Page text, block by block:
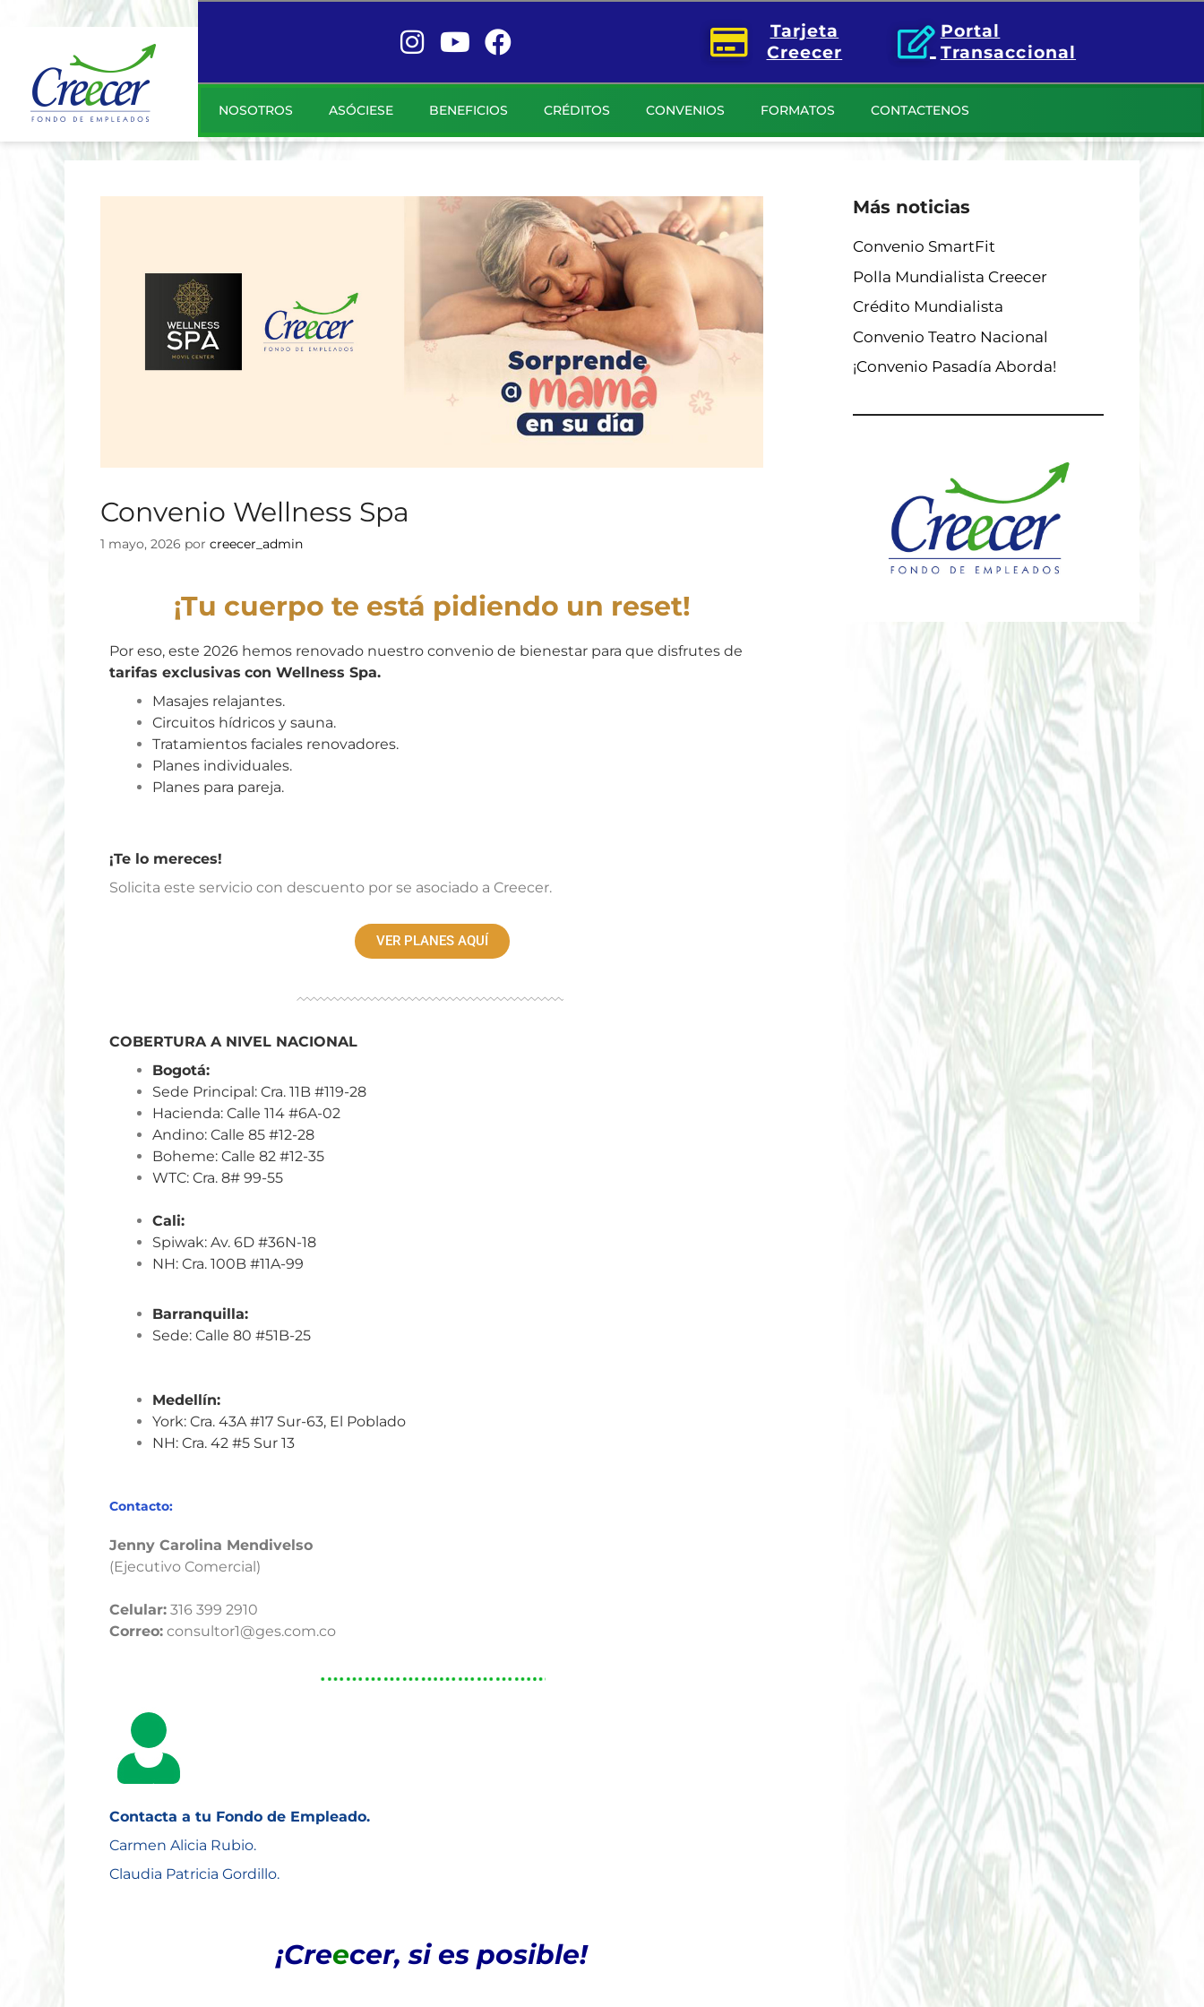
Tarjeta
Creecer
Portal
Transaccional
NOSOTROS ASÓCIESE BENEFICIOS CRÉDITOS CONVENIOS FORMATOS CONTACTENOS
Convenio Wellness Spa
1 mayo, 2026 por creecer_admin
¡Tu cuerpo te está pidiendo un reset!
Por eso, este 2026 hemos renovado nuestro convenio de bienestar para que disfrutes de
tarifas exclusivas con Wellness Spa.
Masajes relajantes.
Circuitos hídricos y sauna.
Tratamientos faciales renovadores.
Planes individuales.
Planes para pareja.
¡Te lo mereces!
Solicita este servicio con descuento por se asociado a Creecer.
VER PLANES AQUÍ
COBERTURA A NIVEL NACIONAL
Bogotá:
Sede Principal: Cra. 11B #119-28
Hacienda: Calle 114 #6A-02
Andino: Calle 85 #12-28
Boheme: Calle 82 #12-35
WTC: Cra. 8# 99-55
Cali:
Spiwak: Av. 6D #36N-18
NH: Cra. 100B #11A-99
Barranquilla:
Sede: Calle 80 #51B-25
Medellín:
York: Cra. 43A #17 Sur-63, El Poblado
NH: Cra. 42 #5 Sur 13
Contacto:
Jenny Carolina Mendivelso
(Ejecutivo Comercial)
Celular: 316 399 2910
Correo: consultor1@ges.com.co
Contacta a tu Fondo de Empleado.
Carmen Alicia Rubio.
Claudia Patricia Gordillo.
¡Creecer, si es posible!
Más noticias
Convenio SmartFit
Polla Mundialista Creecer
Crédito Mundialista
Convenio Teatro Nacional
¡Convenio Pasadía Aborda!